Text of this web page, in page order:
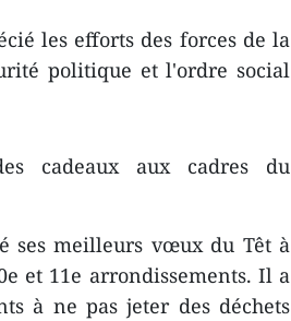
les efforts des forces de la
politique et l'ordre social
cadeaux aux cadres du
ses meilleurs vœux du Têt à
et 11e arrondissements. Il a
à ne pas jeter des déchets